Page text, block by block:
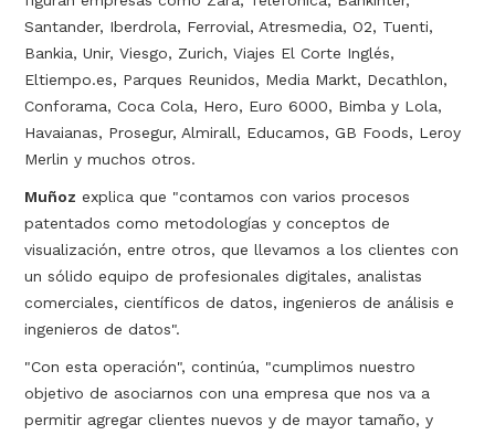
Santander, Iberdrola, Ferrovial, Atresmedia, O2, Tuenti,
Bankia, Unir, Viesgo, Zurich, Viajes El Corte Inglés,
Eltiempo.es, Parques Reunidos, Media Markt, Decathlon,
Conforama, Coca Cola, Hero, Euro 6000, Bimba y Lola,
Havaianas, Prosegur, Almirall, Educamos, GB Foods, Leroy
Merlin y muchos otros.
Muñoz explica que "contamos con varios procesos
patentados como metodologías y conceptos de
visualización, entre otros, que llevamos a los clientes con
un sólido equipo de profesionales digitales, analistas
comerciales, científicos de datos, ingenieros de análisis e
ingenieros de datos".
"Con esta operación", continúa, "cumplimos nuestro
objetivo de asociarnos con una empresa que nos va a
permitir agregar clientes nuevos y de mayor tamaño, y